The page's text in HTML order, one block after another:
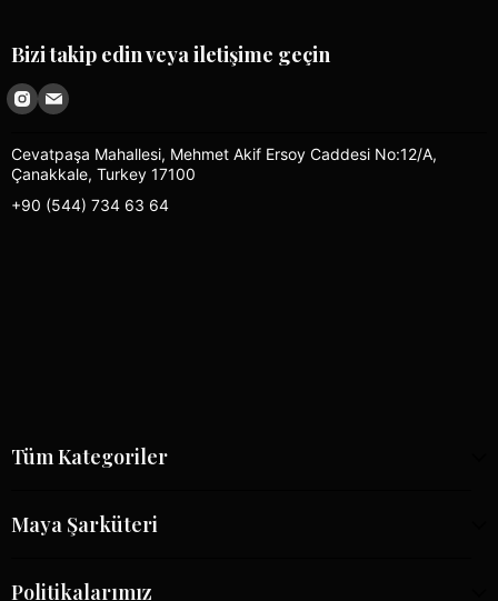
Bizi takip edin veya iletişime geçin
Cevatpaşa Mahallesi, Mehmet Akif Ersoy Caddesi No:12/A,
Çanakkale, Turkey 17100
+90 (544) 734 63 64
Tüm Kategoriler
Maya Şarküteri
Politikalarımız